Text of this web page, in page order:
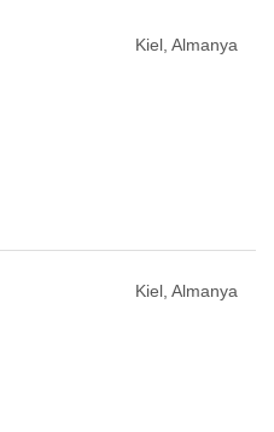
Kiel, Almanya
Kiel, Almanya